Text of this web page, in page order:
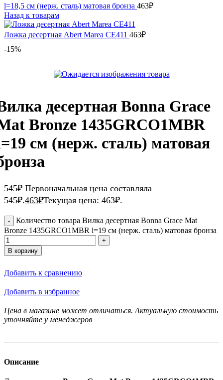
l=18,5 см (нерж. сталь) матовая бронза 463₽
Назад к товарам
Ложка десертная Abert Marea CE411 463₽
-15%
десертная Bonna Grace
Bronze 1435GRCO1MBR
см (нерж. сталь) матовая
545₽ Первоначальная цена составляла
545₽.463₽Текущая цена: 463₽.
Количество товара Вилка десертная Bonna Grace Mat
Bronze 1435GRCO1MBR l=19 см (нерж. сталь) матовая бронза
В корзину
Добавить к сравнению
Добавить в избранное
Цена в магазине может отличаться. Актуальную стоимость
уточняйте у менеджеров
Описание